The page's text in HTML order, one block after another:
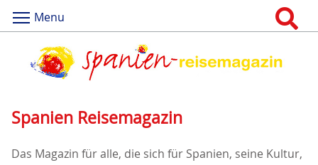
Menu
Spanien Reisemagazin
Das Magazin für alle, die sich für Spanien, seine Kultur,